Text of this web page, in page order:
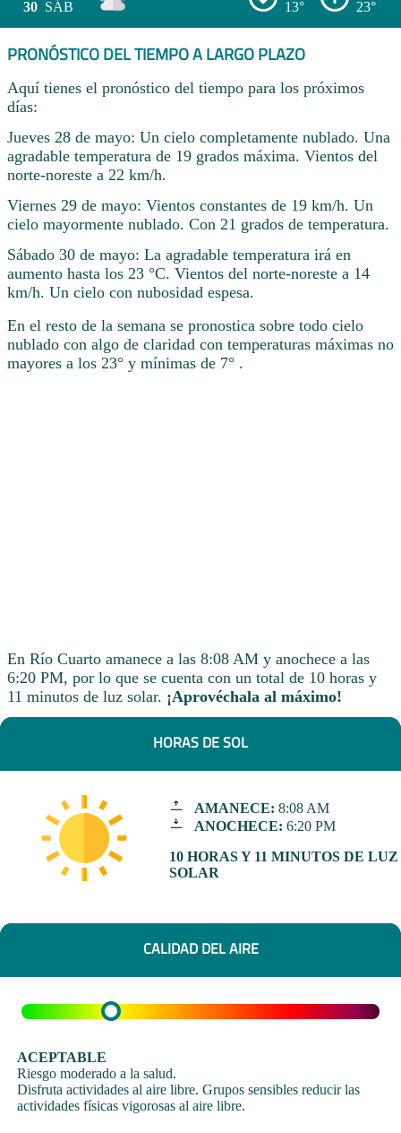
30 SÁB 13° 23°
PRONÓSTICO DEL TIEMPO A LARGO PLAZO
Aquí tienes el pronóstico del tiempo para los próximos
días:
Jueves 28 de mayo: Un cielo completamente nublado. Una
agradable temperatura de 19 grados máxima. Vientos del
norte-noreste a 22 km/h.
Viernes 29 de mayo: Vientos constantes de 19 km/h. Un
cielo mayormente nublado. Con 21 grados de temperatura.
Sábado 30 de mayo: La agradable temperatura irá en
aumento hasta los 23 °C. Vientos del norte-noreste a 14
km/h. Un cielo con nubosidad espesa.
En el resto de la semana se pronostica sobre todo cielo
nublado con algo de claridad con temperaturas máximas no
mayores a los 23° y mínimas de 7° .
En Río Cuarto amanece a las 8:08 AM y anochece a las
6:20 PM, por lo que se cuenta con un total de 10 horas y
11 minutos de luz solar. ¡Aprovéchala al máximo!
HORAS DE SOL
AMANECE: 8:08 AM
ANOCHECE: 6:20 PM
10 HORAS Y 11 MINUTOS DE LUZ
SOLAR
CALIDAD DEL AIRE
ACEPTABLE
Riesgo moderado a la salud.
Disfruta actividades al aire libre. Grupos sensibles reducir las
actividades físicas vigorosas al aire libre.